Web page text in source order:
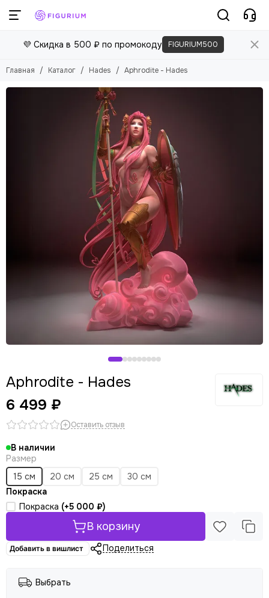
💜 Скидка в 500 ₽ по промокоду FIGURIUM500
Главная Каталог Hades Aphrodite - Hades
Aphrodite - Hades
6 499 ₽
Оставить отзыв
В наличии
Размер
15 см
20 см 25 см
30 см
Покраска
Покраска (+5 000 ₽)
В корзину
Добавить в вишлист Поделиться
Выбрать